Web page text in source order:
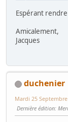
Espérant
Amicalement,
Jacques
duchenier
Mardi 25
Dernière édition: